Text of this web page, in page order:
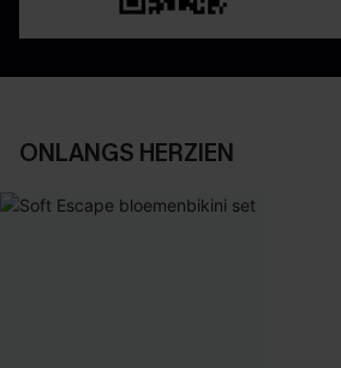
ONLANGS HERZIEN